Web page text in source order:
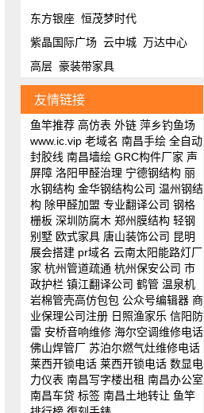
东方银座 恒茂梦时代
紫晶国际广场 云中城 万达中心
高层 豪装带家具
友情链接
鱼竿推荐 高仿表 外链 萍乡钓鱼场
www.ic.vip 老域名 南昌手绘 全自动
封胶线 南昌墙绘 GRC构件厂家 声
屏障 洛阳甲醛治理 宁德钢结构 丽
水钢结构 金华钢结构公司 温州钢结
构 除甲醛加盟 专业翻译公司 钢格
栅板 深圳防腐木 郑州膜结构 轻钢
别墅 欧式家具 唐山装饰公司 昆明
展会搭建 pr域名 云南太阳能路灯厂
家 杭州管道疏通 杭州保安公司 市
政护栏 镇江翻译公司 鹤管 温泉机
岩棉管壳高仿包包 公众号编辑器 商
业保理公司注册 日照渔家乐 信阳防
雷 安桥音响维修 海尔空调维修电话
佛山焊管厂 苏泊尔燃气灶维修电话
莱西开锁电话 莱西开锁电话 数显电
力仪表 南昌写字楼出租 南昌办公室
南昌车贷 标签 南昌土地转让 鱼竿